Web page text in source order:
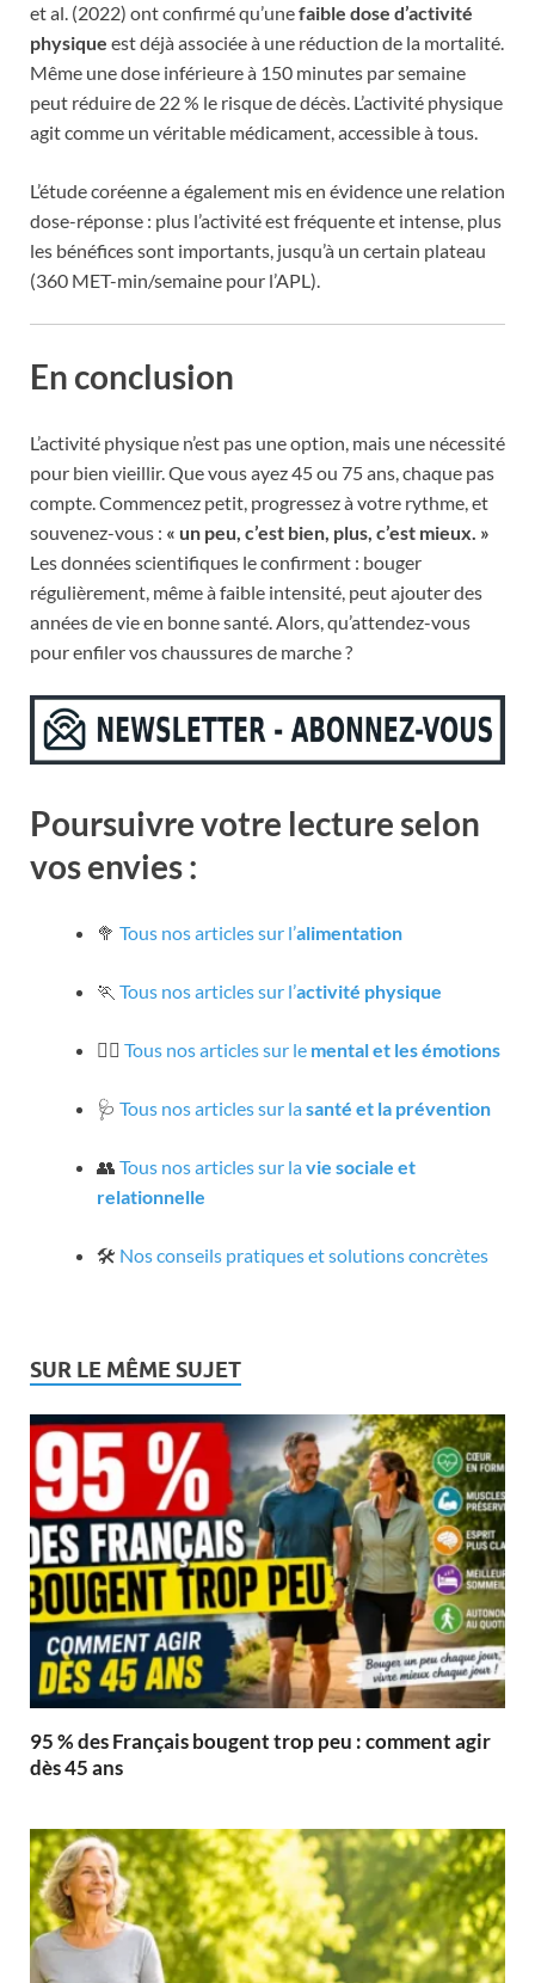
et al. (2022) ont confirmé qu’unefaible dose d’activité
physique est déjà associée à une réduction de la mortalité.
Même une dose inférieure à 150 minutes par semaine
peut réduire de 22 % le risque de décès. L’activité physique
agit comme un véritable médicament, accessible à tous.
L’étude coréenne a également mis en évidence une relation
dose-réponse : plus l’activité est fréquente et intense, plus
les bénéfices sont importants, jusqu’à un certain plateau
(360 MET-min/semaine pour l’APL).
En conclusion
L’activité physique n’est pas une option, mais une nécessité
pour bien vieillir. Que vous ayez 45 ou 75 ans, chaque pas
compte. Commencez petit, progressez à votre rythme, et
souvenez-vous : « un peu, c’est bien, plus, c’est mieux. »
Les données scientifiques le confirment : bouger
régulièrement, même à faible intensité, peut ajouter des
années de vie en bonne santé. Alors, qu’attendez-vous
pour enfiler vos chaussures de marche ?
Poursuivre votre lecture selon
vos envies :
🥦 Tous nos articles sur l’alimentation
🏃 Tous nos articles sur l’activité physique
🧘‍♀️ Tous nos articles sur le mental et les émotions
🩺 Tous nos articles sur lasanté et la prévention
👥 Tous nos articles sur lavie sociale et
relationnelle
🛠️ Nos conseils pratiques et solutions concrètes
SUR LE MÊME SUJET
95 % des Français bougent trop peu : comment agir
dès 45 ans